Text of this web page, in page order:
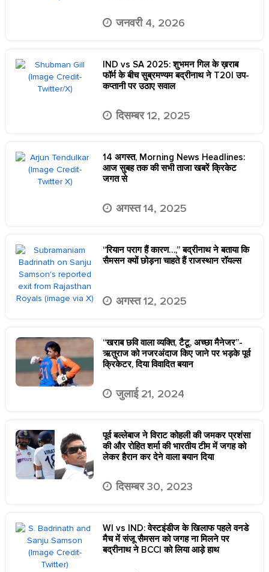
जनवरी 4, 2026
IND vs SA 2025: शुभमन गिल के ख़राब
फॉर्म के बीच सुब्रमण्यम बद्रीनाथ ने T20I उप-
कप्तानी पर उठाए सवाल
दिसम्बर 12, 2025
14 अगस्त, Morning News Headlines:
आज सुबह तक की सभी ताजा खबरें क्रिकेट
जगत से
अगस्त 14, 2025
“रियान पराग हैं कारण…,” बद्रीनाथ ने बताया कि
सैमसन क्यों छोड़ना चाहते हैं राजस्थान रॉयल्स
अगस्त 12, 2025
“खराब छवि वाला व्यक्ति, टैटू, अच्छा मैनेजर”-
ऋतुराज को नजरअंदाज किए जाने पर भड़के पूर्व
क्रिकेटर, दिया विवादित बयान
जुलाई 21, 2024
पूर्व बल्लेबाज ने विराट कोहली की जमकर प्रशंसा
की और रोहित शर्मा की भारतीय टीम में जगह को
लेकर हैरान कर देने वाला बयान दिया
दिसम्बर 30, 2023
WI vs IND: वेस्टइंडीज के खिलाफ पहले वनडे
मैच में संजू सैमसन को जगह ना मिलने पर
बद्रीनाथ ने BCCI को लिया आड़े हाथ